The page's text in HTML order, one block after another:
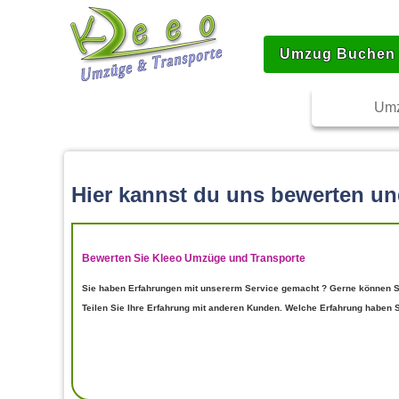
Umzug Buchen
Hier kannst du uns bewerten
Bewerten Sie Kleeo Umzüge und Transporte
Sie haben Erfahrungen mit unsererm Service gemacht ? Gerne können
Teilen Sie Ihre Erfahrung mit anderen Kunden. Welche Erfahrung haben